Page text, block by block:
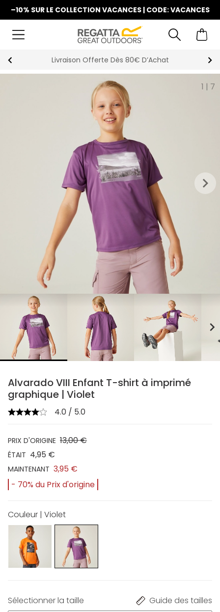
–10% SUR LE COLLECTION VACANCES | CODE: VACANCES
La Nouvelle Collection Est Disponible
1 | 7
keyboard_arrow_right
chevron_right
Alvarado VIII Enfant T-shirt à imprimé
graphique | Violet
4.0 / 5.0
PRIX D'ORIGINE 13,00 €
ÉTAIT 4,95 €
MAINTENANT 3,95 €
- 70% du Prix d'origine
Couleur | Violet
Sélectionner la taille Guide des tailles